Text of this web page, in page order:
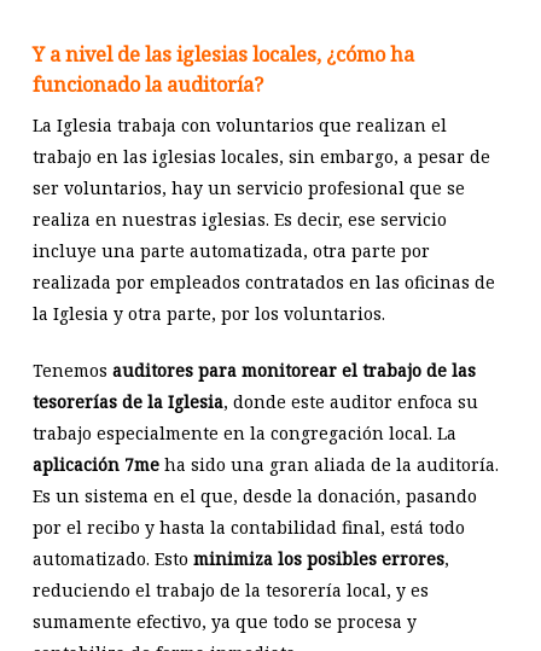
Y a nivel de las iglesias locales, ¿cómo ha
funcionado la auditoría?
La Iglesia trabaja con voluntarios que realizan el
trabajo en las iglesias locales, sin embargo, a pesar de
ser voluntarios, hay un servicio profesional que se
realiza en nuestras iglesias. Es decir, ese servicio
incluye una parte automatizada, otra parte por
realizada por empleados contratados en las oficinas de
la Iglesia y otra parte, por los voluntarios.
Tenemos auditores para monitorear el trabajo de las
tesorerías de la Iglesia, donde este auditor enfoca su
trabajo especialmente en la congregación local. La
aplicación 7meha sido una gran aliada de la auditoría.
Es un sistema en el que, desde la donación, pasando
por el recibo y hasta la contabilidad final, está todo
automatizado. Esto minimiza los posibles errores,
reduciendo el trabajo de la tesorería local, y es
sumamente efectivo, ya que todo se procesa y